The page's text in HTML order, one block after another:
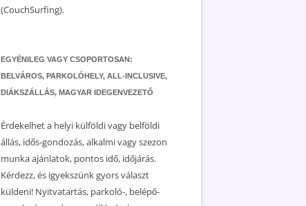
(CouchSurfing).
EGYÉNILEG VAGY CSOPORTOSAN:
BELVÁROS, PARKOLÓHELY, ALL-INCLUSIVE,
DIÁKSZÁLLÁS, MAGYAR IDEGENVEZETŐ
Érdekelhet a helyi külföldi vagy belföldi
állás, idős-gondozás, alkalmi vagy szezon
munka ajánlatok, pontos idő, időjárás.
Kérdezz, és igyekszünk gyors választ
küldeni! Nyitvatartás, parkoló-, belépő-